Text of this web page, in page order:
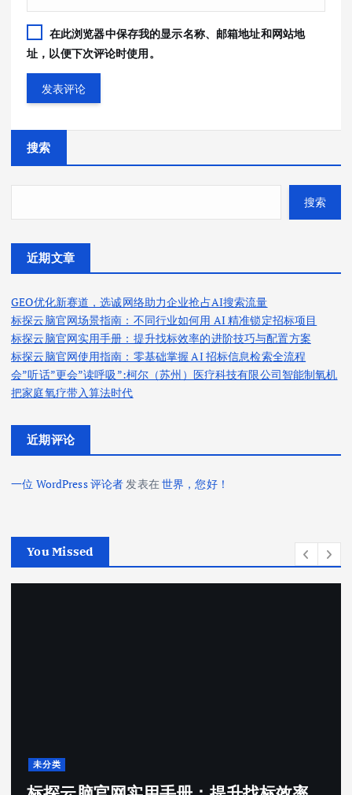
在此浏览器中保存我的显示名称、邮箱地址和网站地
址，以便下次评论时使用。
搜索
搜索
近期文章
GEO优化新赛道，选诚网络助力企业抢占AI搜索流量
标探云脑官网场景指南：不同行业如何用 AI 精准锁定招标项目
标探云脑官网实用手册：提升找标效率的进阶技巧与配置方案
标探云脑官网使用指南：零基础掌握 AI 招标信息检索全流程
会”听话”更会”读呼吸”:柯尔（苏州）医疗科技有限公司智能制氧机
把家庭氧疗带入算法时代
近期评论
一位 WordPress 评论者 发表在世界，您好！
You Missed
未分类